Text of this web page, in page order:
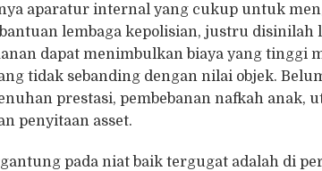
aparatur internal yang cukup untuk
lembaga kepolisian, justru disinilah
dapat menimbulkan biaya yang tinggi
tidak sebanding dengan nilai objek.
prestasi, pembebanan nafkah anak,
penyitaan asset.
pada niat baik tergugat adalah di